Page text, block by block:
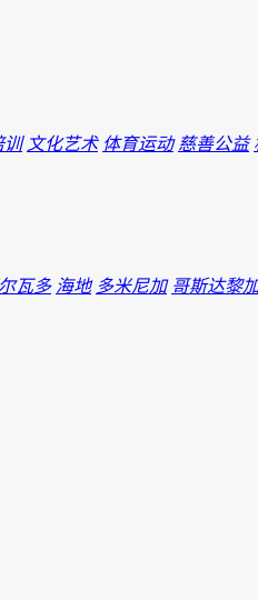
训 文化艺术 体育运动 慈善公益
瓦多 海地 多米尼加 哥斯达黎